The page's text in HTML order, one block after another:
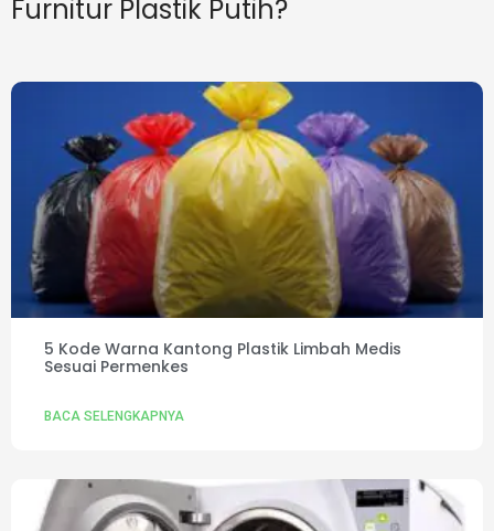
Furnitur Plastik Putih?
5 Kode Warna Kantong Plastik Limbah Medis
Sesuai Permenkes
BACA SELENGKAPNYA